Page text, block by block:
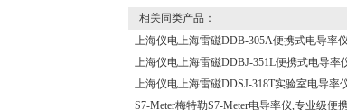
相关同类产品：
上海仪电上海雷磁DDB-305A便携式电导率仪
上海仪电上海雷磁DDBJ-351L便携式电导率
上海仪电上海雷磁DDSJ-318T实验室电导率
S7-Meter梅特勒S7-Meter电导率仪,专业级便